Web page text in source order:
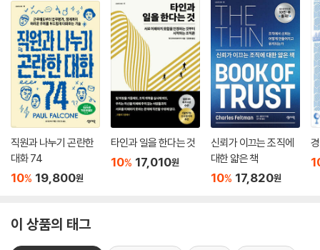
직원과 나누기 곤란한
대화 74
10% 19,800원
타인과 일을 한다는 것
10% 17,010원
신뢰가 이끄는 조직에
대한 얇은 책
10% 17,820원
이 상품의 태그